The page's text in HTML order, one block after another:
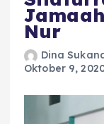
Nur
Dina
Oktober 9,